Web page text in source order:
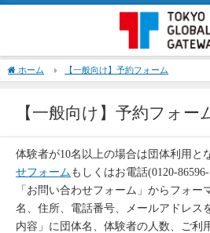
ホーム 【一般向け】予約フォーム
【一般向け】予約フォー
体験者が10名以上の場合は団体利用と
せフォーム もしくはお電話(0120-
「お問い合わせフォーム」からフォー
名、住所、電話番号、メールアドレス
内容」に団体名、体験者の人数、ご利